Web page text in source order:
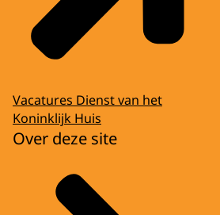
Vacatures Dienst van het
Koninklijk Huis
Over deze site